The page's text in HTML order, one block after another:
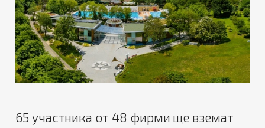
65 участника от 48 фирми ще вземат